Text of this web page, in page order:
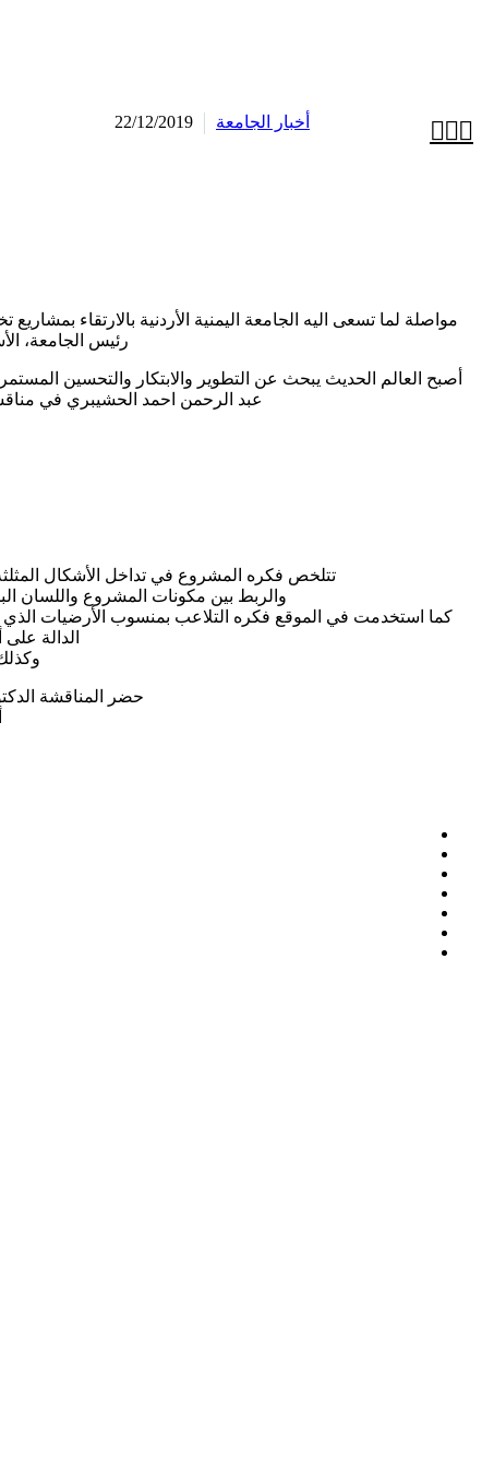
 أخبار الجامعة 22/12/2019
مواصلة لما تسعى اليه الجامعة اليمنية الأردنية بالارتقاء
رئيس الجامعة،
أصبح العالم الحديث يبحث عن التطوير والابتكار والتحسين
عبد الرحمن احمد الحشيبري في
تتلخص فكره المشروع في تداخل الأشكال
والربط بين مكونات المشروع واللسان
كما استخدمت في الموقع فكره التلاعب بمنسوب الأرضيات الذي
الدالة
حضر المناقشة